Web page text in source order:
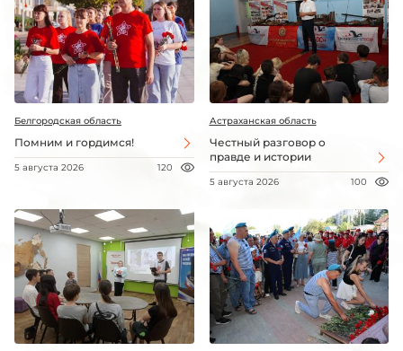
Белгородская область
Помним и гордимся!
5 августа 2026 120
Астраханская область
Честный разговор о
правде и истории
5 августа 2026 100